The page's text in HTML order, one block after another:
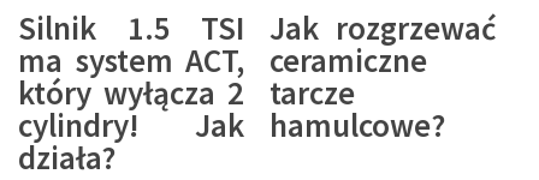
Silnik 1.5 TSI
ma system ACT,
który wyłącza 2
cylindry! Jak
działa?
Jak rozgrzewać
ceramiczne
tarcze
hamulcowe?